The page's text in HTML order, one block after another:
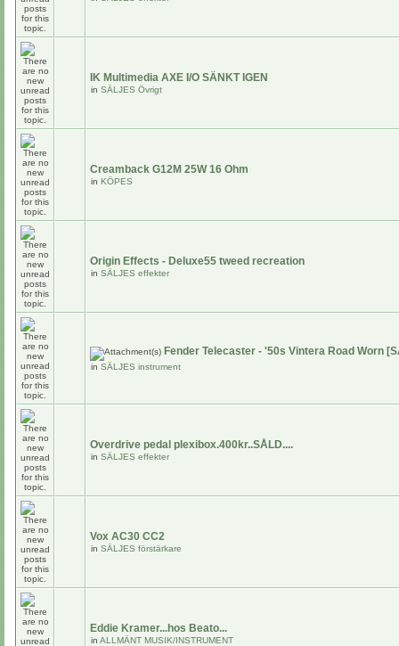
IK Multimedia AXE I/O SÄNKT IGEN
in SÄLJES Övrigt
Creamback G12M 25W 16 Ohm
in KÖPES
Origin Effects - Deluxe55 tweed recreation
in SÄLJES effekter
Fender Telecaster - '50s Vintera Road Worn
in SÄLJES instrument
Overdrive pedal plexibox.400kr..SÅLD....
in SÄLJES effekter
Vox AC30 CC2
in SÄLJES förstärkare
Eddie Kramer...hos Beato...
in ALLMÄNT MUSIK/INSTRUMENT